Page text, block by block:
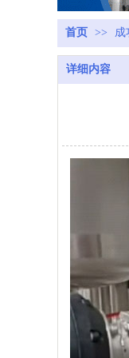
首页 >> 成
详细内容